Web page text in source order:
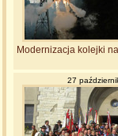
Modernizacja kolejki
27